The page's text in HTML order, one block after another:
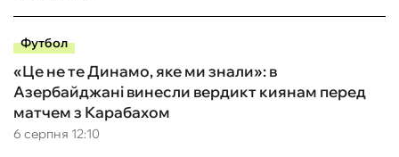
Футбол
6 серпня 12:10
«Це не те Динамо, яке ми знали»: в
Азербайджані винесли вердикт киянам перед
матчем з Карабахом